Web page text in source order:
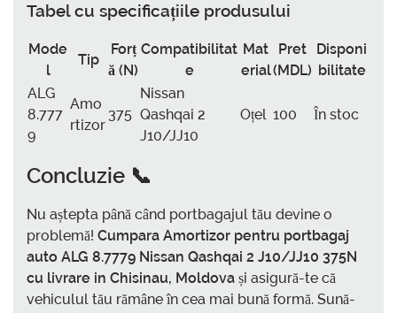
Tabel cu specificațiile produsului
Mode
l
Tip
Forț
ă (N)
Compatibilitat
e
Mat
erial
Pret
(MDL)
Disponi
bilitate
ALG
8.777
9
Amo
rtizor
375
Nissan
Qashqai 2
J10/JJ10
Oțel 100 În stoc
Concluzie 📞
Nu aștepta până când portbagajul tău devine o
problemă! Cumpara Amortizor pentru portbagaj
auto ALG 8.7779 Nissan Qashqai 2 J10/JJ10 375N
cu livrare in Chisinau, Moldova și asigură-te că
vehiculul tău rămâne în cea mai bună formă. Sună-